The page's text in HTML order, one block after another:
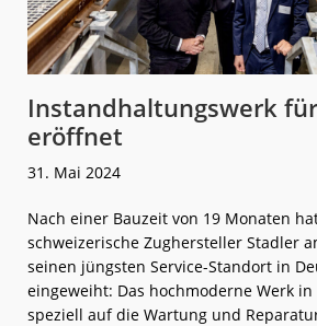
Instandhaltungswerk
eröffnet
31. Mai 2024
Nach einer Bauzeit von 19 Monaten
schweizerische Zughersteller Stadler
seinen jüngsten Service-Standort in
eingeweiht: Das hochmoderne Werk
speziell auf die Wartung und